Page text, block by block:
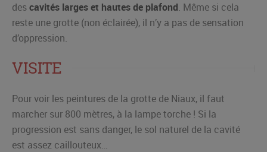
descavités larges et hautes de plafond. Même si cela
reste une grotte (non éclairée), il n’y a pas de sensation
d’oppression.
VISITE
Pour voir les peintures de la grotte de Niaux, il faut
marcher sur 800 mètres, à la lampe torche ! Si la
progression est sans danger, le sol naturel de la cavité
est assez caillouteux…